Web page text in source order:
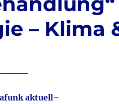
– Klima
aktuell–